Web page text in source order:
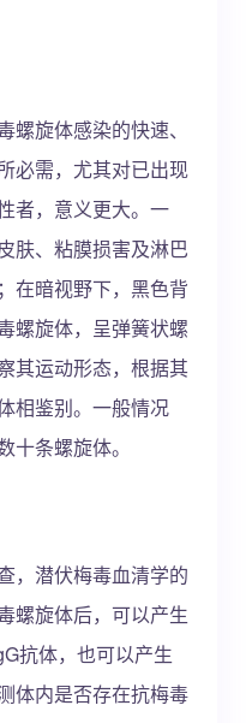
旋体感染的快速、
必需，尤其对已出现
者，意义更大。一
肤、粘膜损害及淋巴
在暗视野下，黑色背
螺旋体，呈弹簧状螺
其运动形态，根据其
相鉴别。一般情况
十条螺旋体。
，潜伏梅毒血清学的
螺旋体后，可以产生
抗体，也可以产生
体内是否存在抗梅毒